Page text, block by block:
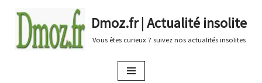
au
Dmoz.fr | Actualité insolite
Vous êtes curieux ? suivez nos actualités insolites